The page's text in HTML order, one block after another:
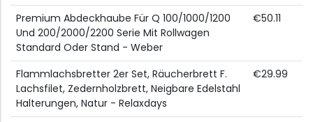
Premium Abdeckhaube Für Q 100/1000/1200
Und 200/2000/2200 Serie Mit Rollwagen
Standard Oder Stand - Weber
€50.11
Flammlachsbretter 2er Set, Räucherbrett F.
Lachsfilet, Zedernholzbrett, Neigbare Edelstahl
Halterungen, Natur - Relaxdays
€29.99